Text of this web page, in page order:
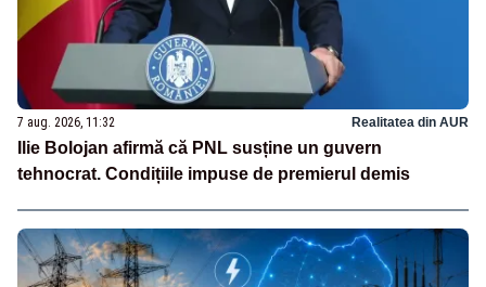
7 aug. 2026, 11:32 Realitatea din AUR
Ilie Bolojan afirmă că PNL susține un guvern
tehnocrat. Condițiile impuse de premierul demis